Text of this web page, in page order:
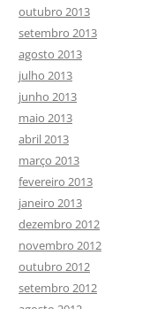
outubro 2013
setembro 2013
agosto 2013
julho 2013
junho 2013
maio 2013
abril 2013
março 2013
fevereiro 2013
janeiro 2013
dezembro 2012
novembro 2012
outubro 2012
setembro 2012